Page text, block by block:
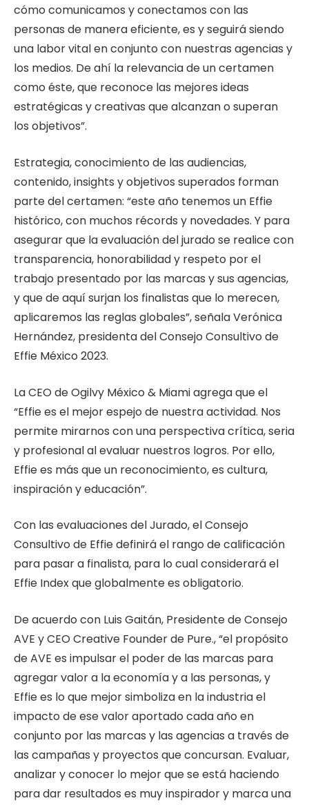
cómo comunicamos y conectamos con las
personas de manera eficiente, es y seguirá siendo
una labor vital en conjunto con nuestras agencias y
los medios. De ahí la relevancia de un certamen
como éste, que reconoce las mejores ideas
estratégicas y creativas que alcanzan o superan
los objetivos”.
Estrategia, conocimiento de las audiencias,
contenido, insights y objetivos superados forman
parte del certamen: “este año tenemos un Effie
histórico, con muchos récords y novedades. Y para
asegurar que la evaluación del jurado se realice con
transparencia, honorabilidad y respeto por el
trabajo presentado por las marcas y sus agencias,
y que de aquí surjan los finalistas que lo merecen,
aplicaremos las reglas globales”, señala Verónica
Hernández, presidenta del Consejo Consultivo de
Effie México 2023.
La CEO de Ogilvy México & Miami agrega que el
“Effie es el mejor espejo de nuestra actividad. Nos
permite mirarnos con una perspectiva crítica, seria
y profesional al evaluar nuestros logros. Por ello,
Effie es más que un reconocimiento, es cultura,
inspiración y educación”.
Con las evaluaciones del Jurado, el Consejo
Consultivo de Effie definirá el rango de calificación
para pasar a finalista, para lo cual considerará el
Effie Index que globalmente es obligatorio.
De acuerdo con Luis Gaitán, Presidente de Consejo
AVE y CEO Creative Founder de Pure., “el propósito
de AVE es impulsar el poder de las marcas para
agregar valor a la economía y a las personas, y
Effie es lo que mejor simboliza en la industria el
impacto de ese valor aportado cada año en
conjunto por las marcas y las agencias a través de
las campañas y proyectos que concursan. Evaluar,
analizar y conocer lo mejor que se está haciendo
para dar resultados es muy inspirador y marca una